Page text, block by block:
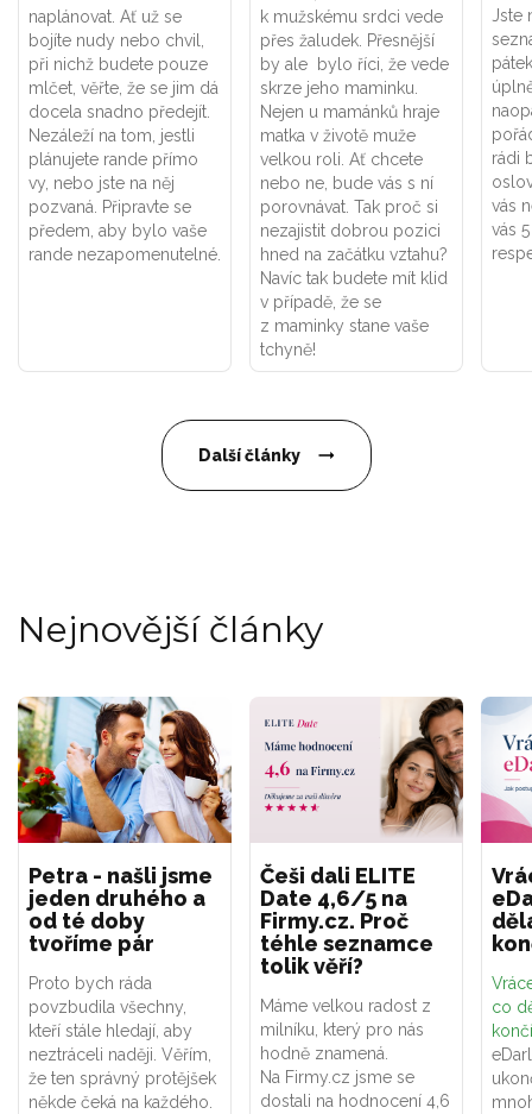
naplánovat. Ať už se
bojíte nudy nebo chvil,
při nichž budete pouze
mlčet, věřte, že se jim dá
docela snadno předejít.
Nezáleží na tom, jestli
plánujete rande přímo
vy, nebo jste na něj
pozvaná. Připravte se
předem, aby bylo vaše
rande nezapomenutelné.
k mužskému srdci vede
přes žaludek. Přesnější
by ale bylo říci, že vede
skrze jeho maminku.
Nejen u mamánků hraje
matka v životě muže
velkou roli. Ať chcete
nebo ne, bude vás s ní
porovnávat. Tak proč si
nezajistit dobrou pozici
hned na začátku vztahu?
Navíc tak budete mít klid
v případě, že se
z maminky stane vaše
tchyně!
Jste
rádi
vás
vás
Další články
Nejnovější články
Petra - našli jsme
jeden druhého a
od té doby
tvoříme pár
Proto bych ráda
povzbudila všechny,
kteří stále hledají, aby
neztráceli naději. Věřím,
že ten správný protějšek
někde čeká na každého.
Češi dali ELITE
Date 4,6/5 na
Firmy.cz. Proč
téhle seznamce
tolik věří?
Máme velkou radost z
milníku, který pro nás
hodně znamená.
Na Firmy.cz jsme se
dostali na hodnocení 4,6
co